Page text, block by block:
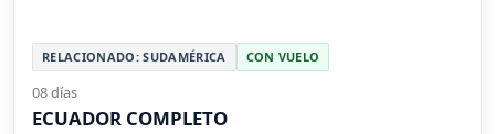
RELACIONADO: SUDAMÉRICA CON VUELO
08 días
ECUADOR COMPLETO